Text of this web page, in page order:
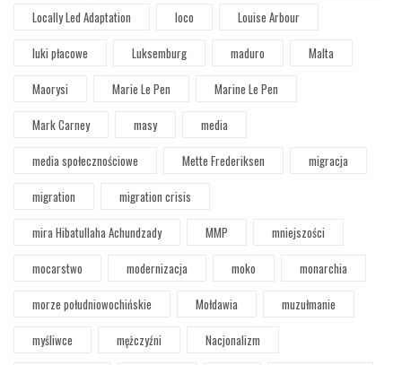
Locally Led Adaptation
loco
Louise Arbour
luki płacowe
Luksemburg maduro
Malta
Maorysi
Marie Le Pen
Marine Le Pen
Mark Carney
masy
media
media społecznościowe
Mette Frederiksen
migracja
migration
migration crisis
mira Hibatullaha Achundzady
MMP
mniejszości
mocarstwo
modernizacja moko
monarchia
morze południowochińskie
Mołdawia
muzułmanie
myśliwce
mężczyźni
Nacjonalizm